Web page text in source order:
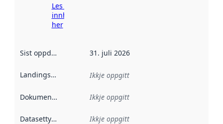
Les meir om
innhenting
her
Sist oppdatert 31. juli 2026
Landingsside Ikkje oppgitt
Dokumentasjon Ikkje oppgitt
Datasettype Ikkje oppgitt